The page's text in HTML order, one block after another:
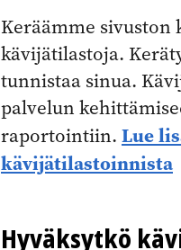
Keräämme sivuston
kävijätilastoja.
tunnistaa sinua.
palvelun
raportointiin. Lue
kävijätilastoinnista
Hyväksytkö